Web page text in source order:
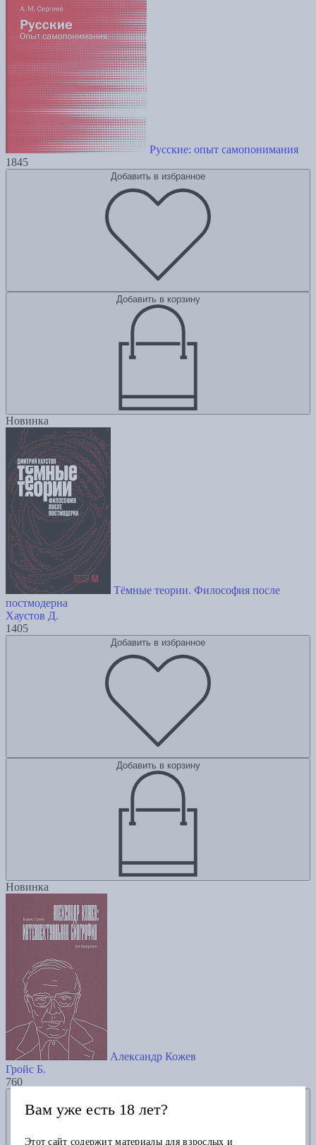
Русские: опыт самопонимания
1845
Добавить в избранное
Добавить в корзину
Новинка
Тёмные теории. Философия после
постмодерна
Хаустов Д.
1405
Добавить в избранное
Добавить в корзину
Новинка
Александр Кожев
Гройс Б.
760
Вам уже есть 18 лет?
Этот сайт содержит материалы для взрослых и